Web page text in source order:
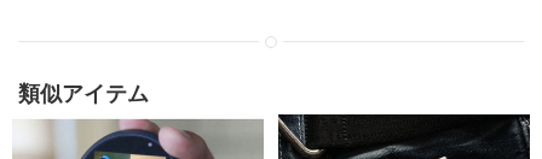
類似アイテム